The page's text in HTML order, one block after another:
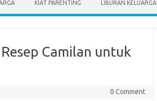
KIAT PARENTING LIBURAN KELUARGA
Camilan untuk
0 Comment